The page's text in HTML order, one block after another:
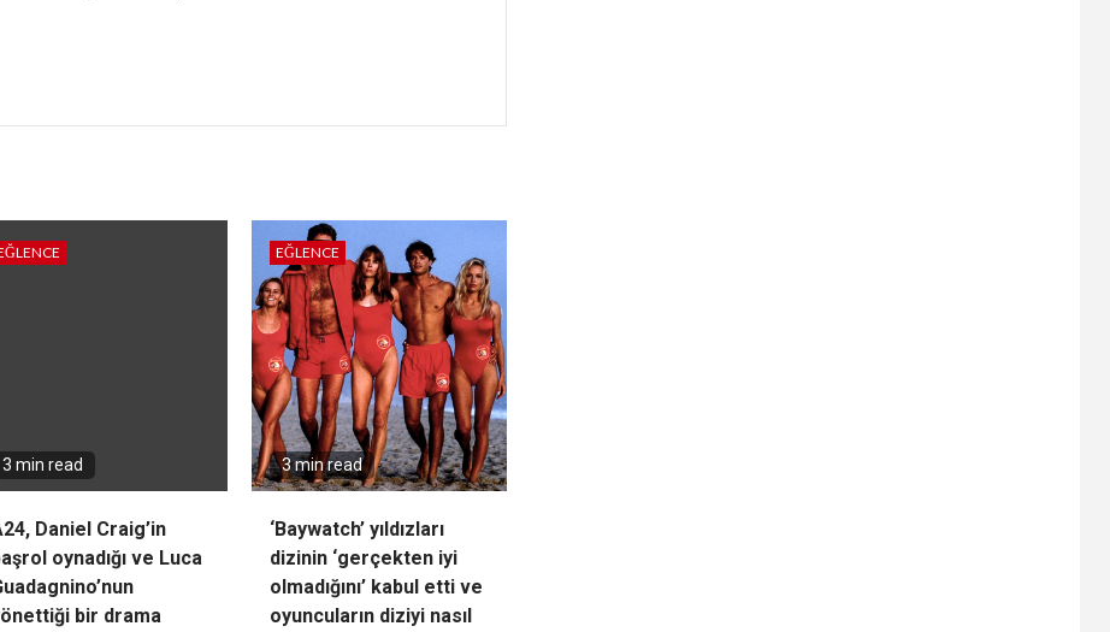
3 min read
Daniel Craig’in
oynadığı ve Luca
bir drama
EĞLENCE
3 min read
‘Baywatch’ yıldızları
dizinin ‘gerçekten iyi
olmadığını’ kabul etti ve
oyuncuların diziyi nasıl